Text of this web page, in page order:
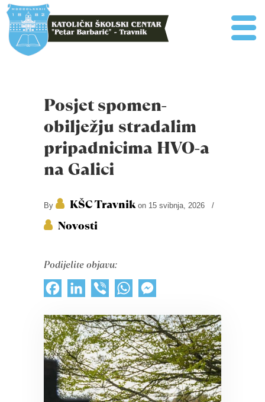
Posjet spomen-
obilježju stradalim
pripadnicima HVO-a
na Galici
By KŠC Travnikon 15 svibnja, 2026 /
Novosti
Podijelite objavu:
FacebookLinkedInViber WhatsApp